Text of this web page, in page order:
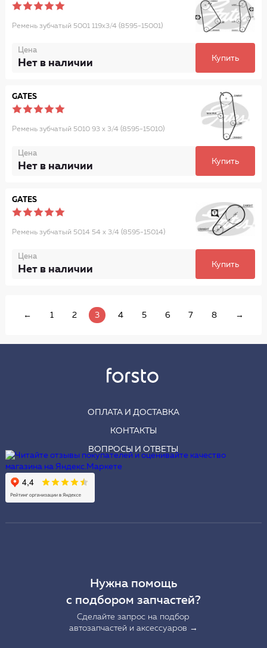
Ремень зубчатый 5001 119x3/4 (8595-15001)
Цена
Нет в наличии Купить
GATES
Ремень зубчатый 5010 93 x 3/4 (8595-15010)
Цена
Нет в наличии Купить
GATES
Ремень зубчатый 5014 54 x 3/4 (8595-15014)
Цена
Нет в наличии Купить
← 1 2 3 4 5 6 7 8 →
ОПЛАТА И ДОСТАВКА
КОНТАКТЫ
ВОПРОСЫ И ОТВЕТЫ
Нужна помощь
с подбором запчастей?
Сделайте запрос на подбор
автозапчастей и аксессуаров →